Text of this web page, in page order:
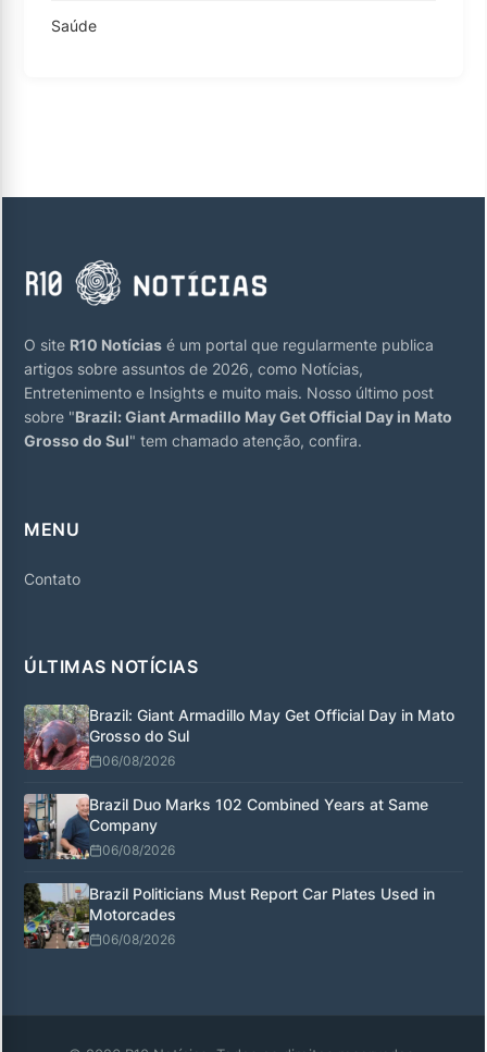
Saúde
O site R10 Notícias é um portal que regularmente publica
artigos sobre assuntos de 2026, como Notícias,
Entretenimento e Insights e muito mais. Nosso último post
sobre "Brazil: Giant Armadillo May Get Official Day in Mato
Grosso do Sul" tem chamado atenção, confira.
MENU
Contato
ÚLTIMAS NOTÍCIAS
Brazil: Giant Armadillo May Get Official Day in Mato
Grosso do Sul
06/08/2026
Brazil Duo Marks 102 Combined Years at Same
Company
06/08/2026
Brazil Politicians Must Report Car Plates Used in
Motorcades
06/08/2026